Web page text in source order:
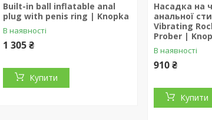
Built-in ball inflatable anal
plug with penis ring | Knopka
В наявності
1 305 ₴
Купити
Насадка на
анальної
Vibrating
Prober |
В наявності
910 ₴
Купити